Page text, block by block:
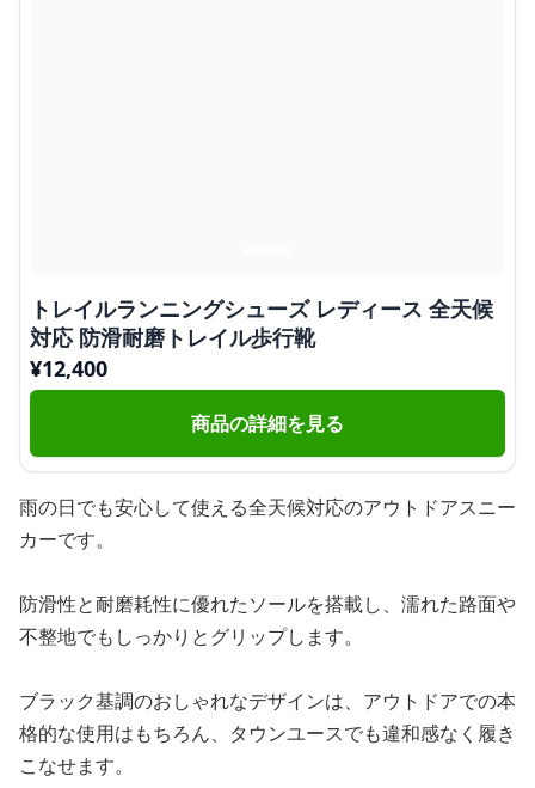
トレイルランニングシューズ レディース 全天候
対応 防滑耐磨トレイル歩行靴
¥12,400
商品の詳細を見る
雨の日でも安心して使える全天候対応のアウトドアスニー
カーです。
防滑性と耐磨耗性に優れたソールを搭載し、濡れた路面や
不整地でもしっかりとグリップします。
ブラック基調のおしゃれなデザインは、アウトドアでの本
格的な使用はもちろん、タウンユースでも違和感なく履き
こなせます。